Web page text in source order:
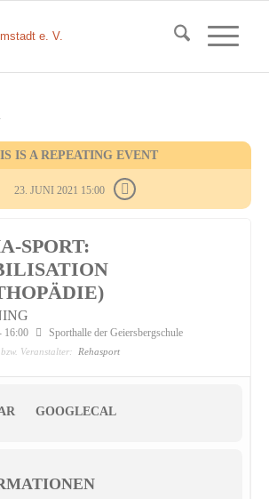
IS A REPEATING EVENT
23. JUNI 2021 15:00
SPORT:
16:00 Sporthalle der Geiersbergschule
Veranstalter: Rehasport
GOOGLECAL